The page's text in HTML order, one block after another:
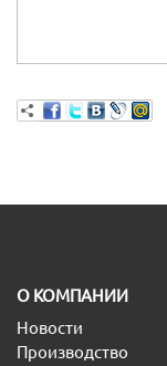
O КОМПАНИИ
Новости
Производство